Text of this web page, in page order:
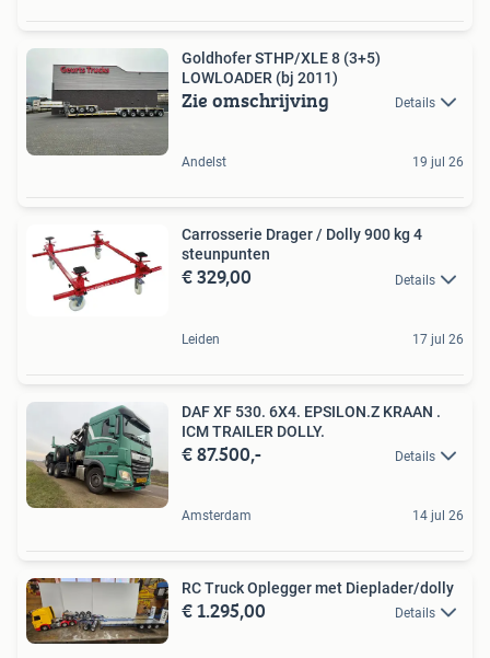
Goldhofer STHP/XLE 8 (3+5)
LOWLOADER (bj 2011)
Zie omschrijving Details
Andelst 19 jul 26
Carrosserie Drager / Dolly 900 kg 4
steunpunten
€ 329,00 Details
Leiden 17 jul 26
DAF XF 530. 6X4. EPSILON.Z KRAAN .
ICM TRAILER DOLLY.
€ 87.500,- Details
Amsterdam 14 jul 26
RC Truck Oplegger met Dieplader/dolly
€ 1.295,00 Details